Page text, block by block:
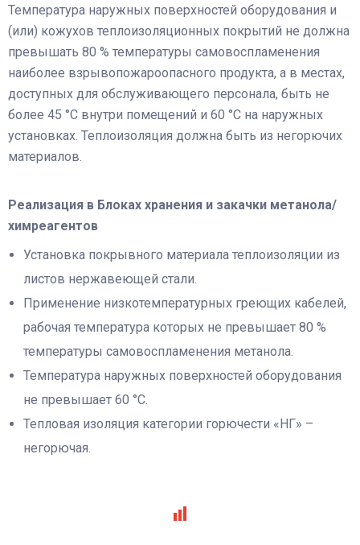
Температура наружных поверхностей оборудования и
(или) кожухов теплоизоляционных покрытий не должна
превышать 80 % температуры самовоспламенения
наиболее взрывопожароопасного продукта, а в местах,
доступных для обслуживающего персонала, быть не
более 45 °С внутри помещений и 60 °С на наружных
установках. Теплоизоляция должна быть из негорючих
материалов.
Реализация в Блоках хранения и закачки метанола/
химреагентов
Установка покрывного материала теплоизоляции из
листов нержавеющей стали.
Применение низкотемпературных греющих кабелей,
рабочая температура которых не превышает 80 %
температуры самовоспламенения метанола.
Температура наружных поверхностей оборудования
не превышает 60 °С.
Тепловая изоляция категории горючести «НГ» –
негорючая.